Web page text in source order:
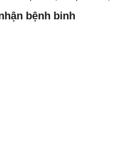
bệnh binh